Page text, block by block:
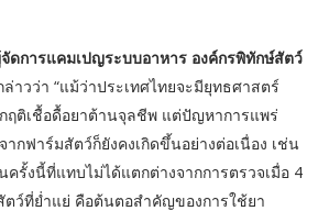
ดการแคมเปญระบบอาหาร องค์กรพิทักษ์สัตว์
ล่าวว่า “แม้ว่าประเทศไทยจะมียุทธศาสตร์
ฤติเชื้อดื้อยาต้านจุลชีพ แต่ปัญหาการแพร่
ากฟาร์มสัตว์ก็ยังคงเกิดขึ้นอย่างต่อเนื่อง เช่น
ครั้งนี้ที่แทบไม่ได้แตกต่างจากการตรวจเมื่อ 4
ว์ที่ย่ำแย่ คือต้นตอสำคัญของการใช้ยา